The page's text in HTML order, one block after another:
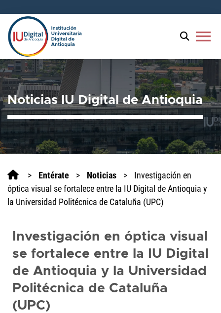
menu
Noticias IU Digital de Antioquia
> Entérate > Noticias >
Investigación en
óptica visual se fortalece entre la IU Digital de Antioquia y
la Universidad Politécnica de Cataluña (UPC)
Investigación en óptica visual
se fortalece entre la IU Digital
de Antioquia y la Universidad
Politécnica de Cataluña
(UPC)